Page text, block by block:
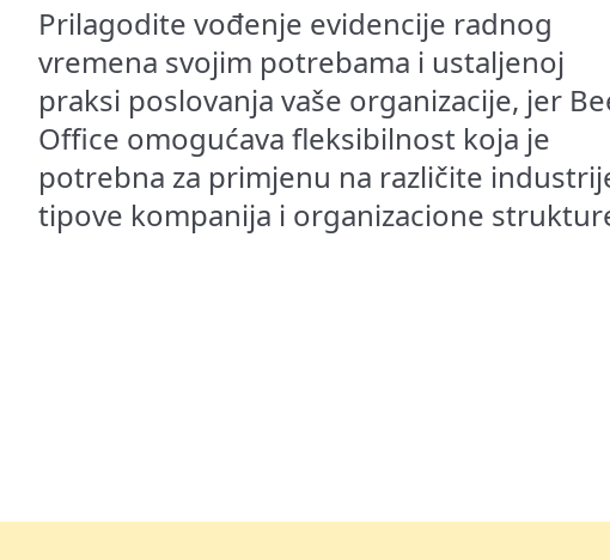
Prilagodite vođenje evidencije radnog
vremena svojim potrebama i ustaljenoj
praksi poslovanja vaše organizacije, jer
Office omogućava fleksibilnost koja je
potrebna za primjenu na različite
tipove kompanija i organizacione